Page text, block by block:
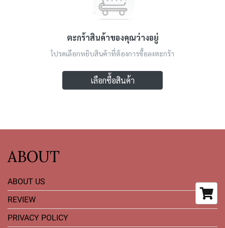
ตะกร้าสินค้าของคุณว่างอยู่
โปรดเลือกหยิบสินค้าที่ต้องการซื้อลงตะกร้า
เลือกซื้อสินค้า
ABOUT
ABOUT US
REVIEW
PRIVACY POLICY